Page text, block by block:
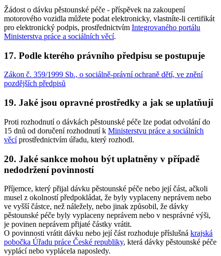
Žádost o dávku pěstounské péče - příspěvek na zakoupení
motorového vozidla můžete podat elektronicky, vlastníte-li certifikát
pro elektronický podpis, prostřednictvím Integrovaného portálu
Ministerstva práce a sociálních věcí.
17. Podle kterého právního předpisu se postupuje
Zákon č. 359/1999 Sb., o sociálně-právní ochraně dětí, ve znění
pozdějších předpisů
19. Jaké jsou opravné prostředky a jak se uplatňují
Proti rozhodnutí o dávkách pěstounské péče lze podat odvolání do
15 dnů od doručení rozhodnutí k Ministerstvu práce a sociálních
věcíprostřednictvím úřadu, který rozhodl.
20. Jaké sankce mohou být uplatněny v případě
nedodržení povinností
Příjemce, který přijal dávku pěstounské péče nebo její část, ačkoli
musel z okolností předpokládat, že byly vyplaceny neprávem nebo
ve vyšší částce, než náležely, nebo jinak způsobil, že dávky
pěstounské péče byly vyplaceny neprávem nebo v nesprávné výši,
je povinen neprávem přijaté částky vrátit.
O povinnosti vrátit dávku nebo její část rozhoduje příslušná krajská
pobočka Úřadu práce České republiky, která dávky pěstounské péče
vyplácí nebo vyplácela naposledy.